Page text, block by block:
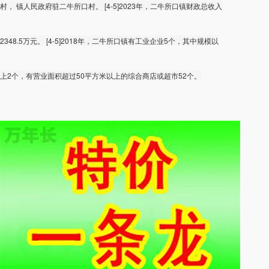
村， 镇人民政府驻二牛所口村。 [4-5]2023年，二牛所口镇财政总收入
2348.5万元。 [4-5]2018年，二牛所口镇有工业企业5个，其中规模以
上2个，有营业面积超过50平方米以上的综合商店或超市52个。